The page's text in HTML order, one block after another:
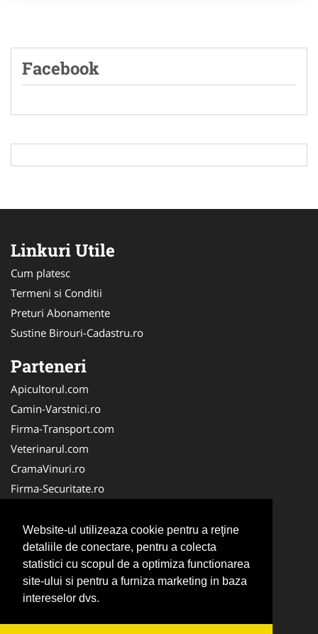
Website-ul utilizeaza cookie pentru a reţine
detaliile de conectare, pentru a colecta
statistici cu scopul de a optimiza functionarea
site-ului si pentru a furniza marketing in baza
intereselor dvs.
Facebook
Linkuri Utile
Cum platesc
Termeni si Conditii
Preturi Abonamente
Sustine Birouri-Cadastru.ro
Parteneri
Apicultorul.com
Camin-Varstnici.ro
Firma-Transport.com
Veterinarul.com
CramaVinuri.ro
Firma-Securitate.ro
Service-Reparatii.com
Cardiologul.ro
CentraleBoilere.ro
CentruInchirieri.ro